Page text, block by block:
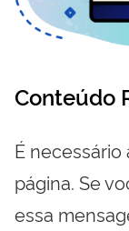
Conteúdo
É
página. Se
essa